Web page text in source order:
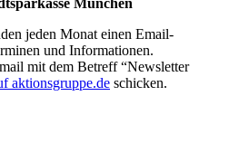
München
jeden Monat einen Email-
und Informationen.
mit dem Betreff “Newsletter
aktionsgruppe.de schicken.